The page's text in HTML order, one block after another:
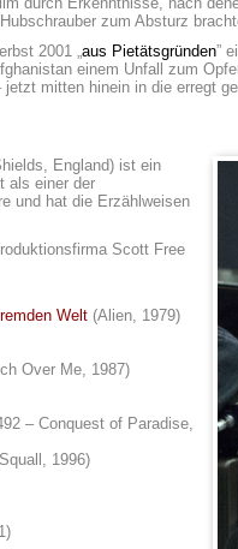
zum Absturz
2001 „aus Pietätsgründen”
einem Unfall zum
mitten hinein in die erregt
England) ist ein
als einer der
und hat die Erzählweisen
Scott Free
Welt (Alien, 1979)
Over Me, 1987)
– Conquest of Paradise,
1996)